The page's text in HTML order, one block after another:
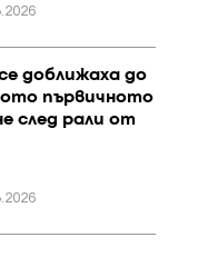
доближаха до
първичното
след рали от